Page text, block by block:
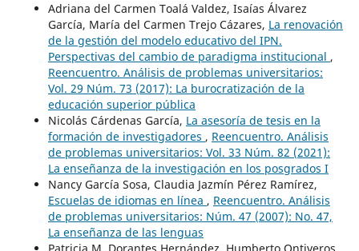
Adriana del Carmen Toalá Valdez, Isaías Álvarez
García, María del Carmen Trejo Cázares, La renovación
de la gestión del modelo educativo del IPN.
Perspectivas del cambio de paradigma institucional ,
Reencuentro. Análisis de problemas universitarios:
Vol. 29 Núm. 73 (2017): La burocratización de la
educación superior pública
Nicolás Cárdenas García, La asesoría de tesis en la
formación de investigadores , Reencuentro. Análisis
de problemas universitarios: Vol. 33 Núm. 82 (2021):
La enseñanza de la investigación en los posgrados I
Nancy García Sosa, Claudia Jazmín Pérez Ramírez,
Escuelas de idiomas en línea , Reencuentro. Análisis
de problemas universitarios: Núm. 47 (2007): No. 47,
La enseñanza de las lenguas